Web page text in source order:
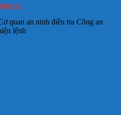
quan an ninh điều tra Công an
lệnh